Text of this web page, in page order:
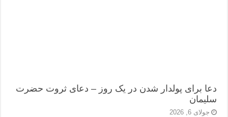
دعا برای پولدار شدن در یک روز – دعای ثروت حضرت
سلیمان
جولای 6, 2026